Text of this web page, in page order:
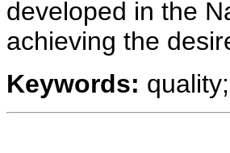
developed in the
achieving the
Keywords: